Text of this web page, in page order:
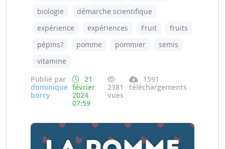
biologie
démarche scientifique
expérience
expériences Fruit
fruits
pépins?
pomme pommier
semis
vitamine
Publié par
dominique
borcy
21
février
2024
07:59
2381
vues
1591
téléchargements